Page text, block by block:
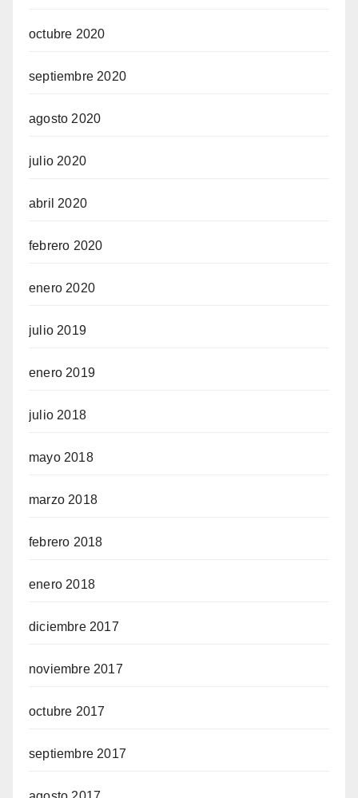
octubre 2020
septiembre 2020
agosto 2020
julio 2020
abril 2020
febrero 2020
enero 2020
julio 2019
enero 2019
julio 2018
mayo 2018
marzo 2018
febrero 2018
enero 2018
diciembre 2017
noviembre 2017
octubre 2017
septiembre 2017